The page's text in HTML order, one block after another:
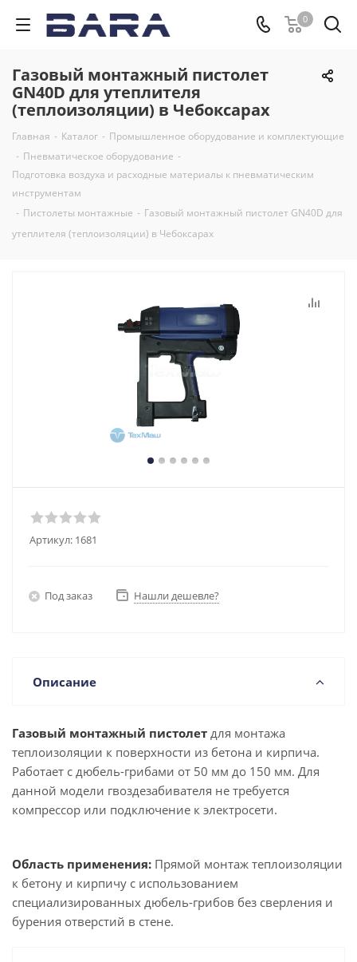
0
Газовый монтажный пистолет
GN40D для утеплителя
(теплоизоляции) в Чебоксарах
Главная - Каталог - Промышленное оборудование и комплектующие
- Пневматическое оборудование -
Подготовка воздуха и расходные материалы к пневматическим
инструментам
- Пистолеты монтажные - Газовый монтажный пистолет GN40D для
утеплителя (теплоизоляции) в Чебоксарах
Артикул: 1681
Под заказ Нашли дешевле?
Описание
Газовый монтажный пистолет для монтажа
теплоизоляции к поверхности из бетона и кирпича.
Работает с дюбель-грибами от 50 мм до 150 мм. Для
данной модели гвоздезабивателя не требуется
компрессор или подключение к электросети.
Область применения: Прямой монтаж теплоизоляции
к бетону и кирпичу с использованием
специализированных дюбель-грибов без сверления и
бурения отверстий в стене.